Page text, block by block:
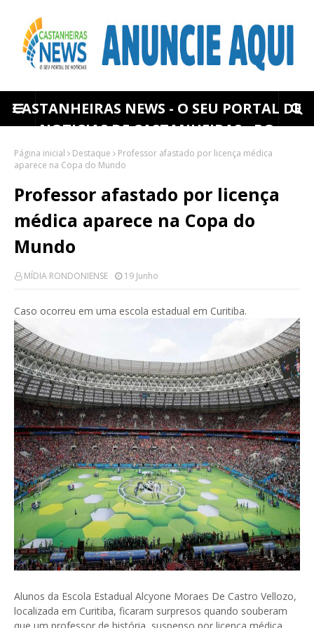
CASTANHEIRAS NEWS - O SEU PORTAL DE
NOTICIAS DE CASTANHEIRAS - RO
Página inicial Destaque
Professor afastado por licença médica
aparece na Copa do Mundo
Professor afastado por licença
médica aparece na Copa do
Mundo
MÍDIA RONDONIENSE 19 Junho
Caso ocorreu em uma escola estadual em Curitiba.
Alunos da Escola Estadual Alcyone Moraes De Castro Vellozo,
localizada em Curitiba, ficaram surpresos quando souberam